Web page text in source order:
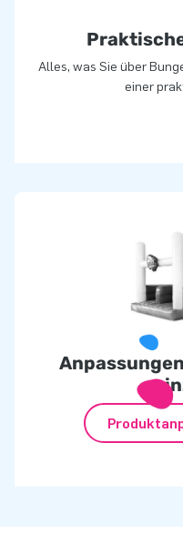
Alles, was Sie über
einer